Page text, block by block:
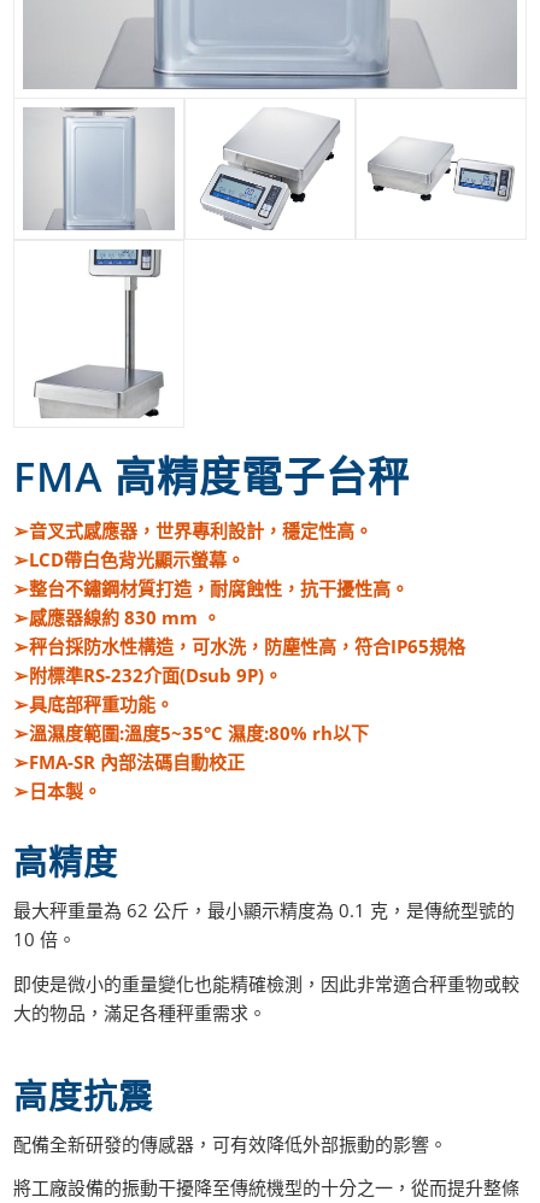
FMA 高精度電子台秤
➢音叉式感應器，世界專利設計，穩定性高。
➢LCD帶白色背光顯示螢幕。
➢整台不鏽鋼材質打造，耐腐蝕性，抗干擾性高。
➢感應器線約 830 mm 。
➢秤台採防水性構造，可水洗，防塵性高，符合IP65規格
➢附標準RS-232介面(Dsub 9P)。
➢具底部秤重功能。
➢溫濕度範圍:溫度5~35°C 濕度:80% rh以下
➢FMA-SR 內部法碼自動校正
➢日本製。
高精度
最大秤重量為 62 公斤，最小顯示精度為 0.1 克，是傳統型號的
10 倍。
即使是微小的重量變化也能精確檢測，因此非常適合秤重物或較
大的物品，滿足各種秤重需求。
高度抗震
配備全新研發的傳感器，可有效降低外部振動的影響。
將工廠設備的振動干擾降至傳統機型的十分之一，從而提升整條